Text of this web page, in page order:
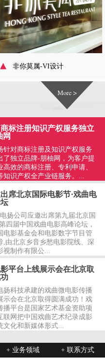
非你莫属-VI设计
标注册知识产权服务独立
网
针对商标注册及知识产权服务
了独立品牌-朋柚网，为客户提
高效的商标注册、专利申请、
知识产权全产业链服务。...
席北京国际电影节·戏曲电
扬公司应邀出席第九届北京国
四届中国戏曲电影高峰论坛，
电影基金会和电影数字节目管
,由北京乡音乡愁电影院线、深
视制作有限公...
平台上线展示会在北京取
扬科技承建的戏曲微电影传播
示会在北京取得圆满成功！戏
播平台是国家艺术基金资助项
联网把中国戏曲艺术纪录成影
文化和新媒体形式...
+ 业务领域 + 联系方式